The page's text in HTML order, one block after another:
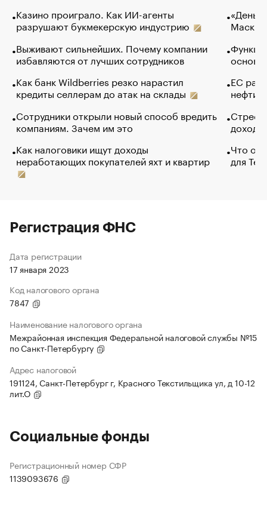
Казино проиграло. Как ИИ-агенты
разрушают букмекерскую индустрию
Выживают сильнейших. Почему компании
избавляются от лучших сотрудников
Как банк Wildberries резко нарастил
кредиты селлерам до атак на склады
Сотрудники открыли новый способ вредить
компаниям. Зачем им это
Как налоговики ищут доходы
неработающих покупателей яхт и квартир
Маск в
основ
ЕС
нефти
Что
для
Регистрация ФНС
Дата регистрации
17 января 2023
Код налогового органа
7847
Наименование налогового органа
Межрайонная инспекция Федеральной налоговой службы №15
по Санкт-Петербургу
Адрес налоговой
191124, Санкт-Петербург г, Красного Текстильщика ул, д 10-12
лит.О
Социальные фонды
Регистрационный номер СФР
1139093676